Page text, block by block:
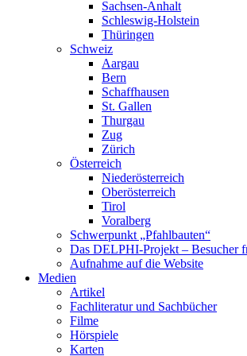
Sachsen-Anhalt
Schleswig-Holstein
Thüringen
Schweiz
Aargau
Bern
Schaffhausen
St. Gallen
Thurgau
Zug
Zürich
Österreich
Niederösterreich
Oberösterreich
Tirol
Voralberg
Schwerpunkt „Pfahlbauten“
Das DELPHI-Projekt – Besucher
Aufnahme auf die Website
Medien
Artikel
Fachliteratur und Sachbücher
Filme
Hörspiele
Karten